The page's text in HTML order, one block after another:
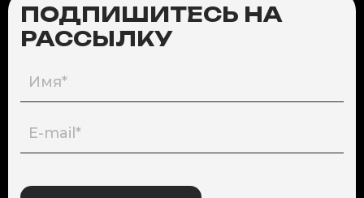
ПОДПИШИТЕСЬ НА
РАССЫЛКУ